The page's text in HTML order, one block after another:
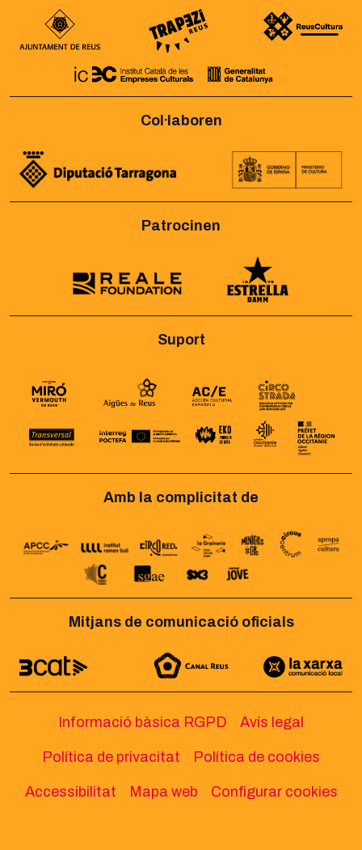
Col·laboren
Patrocinen
Suport
Amb la complicitat de
Mitjans de comunicació oficials
Informació bàsica RGPD Avís legal
Política de privacitat Política de cookies
Accessibilitat Mapa web Configurar cookies